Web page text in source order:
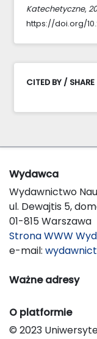
Katechetyczne, 20
https://doi.org/
CITED BY / SHARE
Wydawca
Wydawnictwo
ul. Dewajtis 5,
01-815 Warszawa
Strona WWW
e-mail:
Ważne adresy
O platformie
© 2023